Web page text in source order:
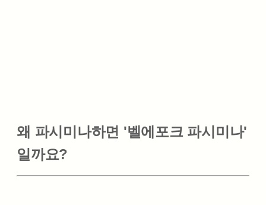
왜 파시미나하면 '벨에포크 파시미나'
일까요?